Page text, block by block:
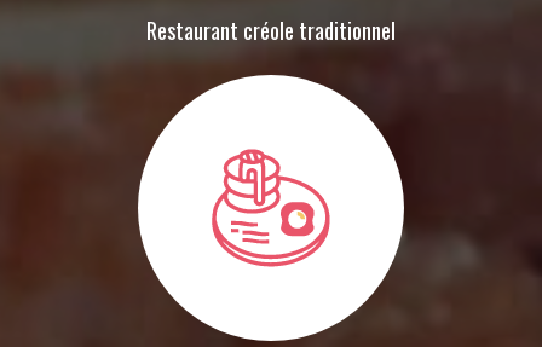
Restaurant créole traditionnel